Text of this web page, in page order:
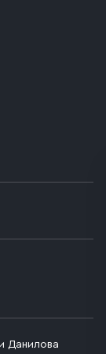
Покупателю
Данилова